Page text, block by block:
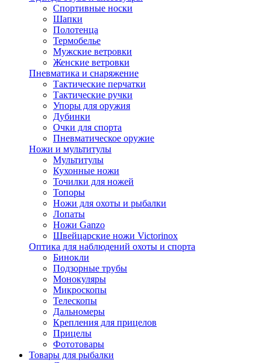
Спортивные носки
Шапки
Полотенца
Термобелье
Мужские ветровки
Женские ветровки
Пневматика и снаряжение
Тактические перчатки
Тактические ручки
Упоры для оружия
Дубинки
Очки для спорта
Пневматическое оружие
Ножи и мультитулы
Мультитулы
Кухонные ножи
Точилки для ножей
Топоры
Ножи для охоты и рыбалки
Лопаты
Ножи Ganzo
Швейцарские ножи Victorinox
Оптика для наблюдений охоты и спорта
Бинокли
Подзорные трубы
Монокуляры
Микроскопы
Телескопы
Дальномеры
Крепления для прицелов
Прицелы
Фототовары
Товары для рыбалки